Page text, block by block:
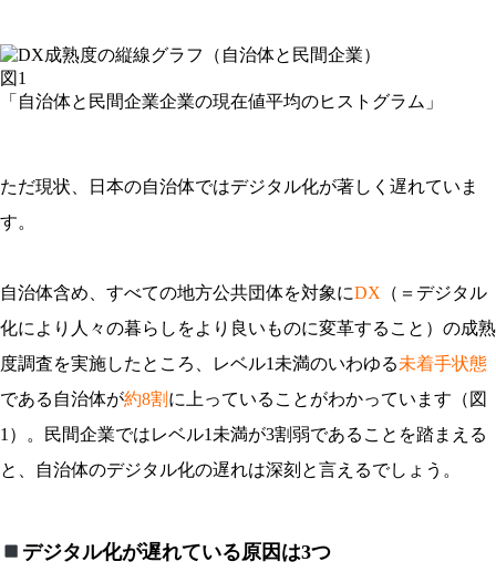
図1
「自治体と民間企業企業の現在値平均のヒストグラム」
ただ現状、日本の自治体ではデジタル化が著しく遅れていま
す。
自治体含め、すべての地方公共団体を対象にDX （＝ デジタル
化により人々の暮らしをより良いものに変革すること）の成熟
度調査を実施したところ、レベル1未満のいわゆる未着手状態
である自治体が約8割 に上っていることがわかっています（図
1）。民間企業ではレベル1未満が3割弱であることを踏まえる
と、自治体のデジタル化の遅れは深刻と言えるでしょう。
デジタル化が遅れている原因は3つ